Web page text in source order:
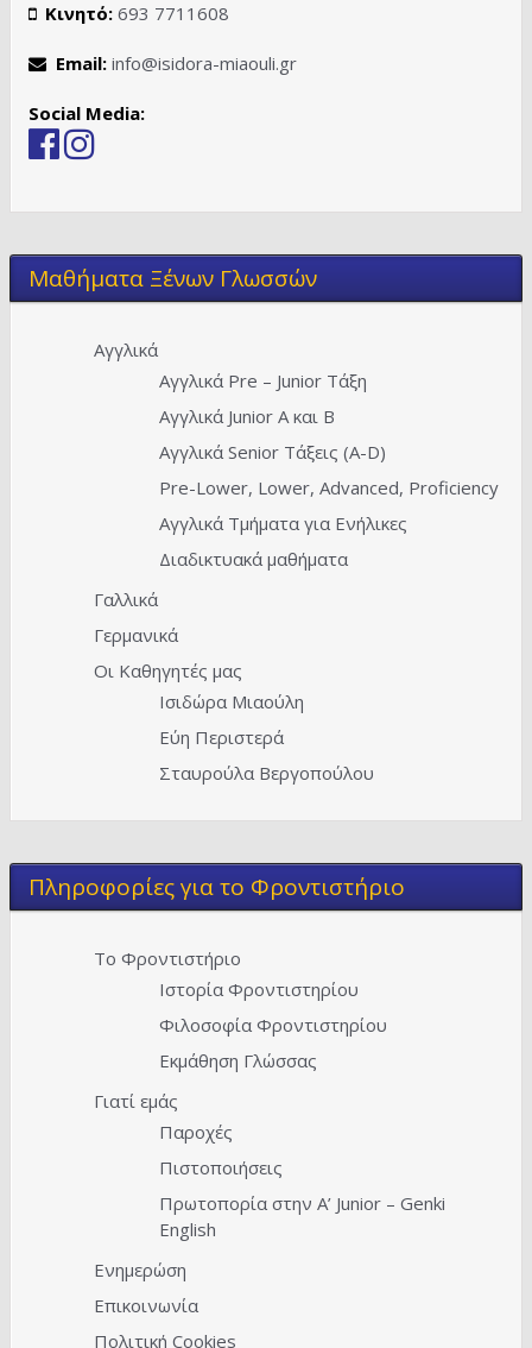
Κινητό: 693 7711608
Email: info@isidora-miaouli.gr
Social Media:
Μαθήματα Ξένων Γλωσσών
Αγγλικά
Αγγλικά Pre – Junior Τάξη
Αγγλικά Junior A και Β
Αγγλικά Senior Τάξεις (Α-D)
Pre-Lower, Lower, Advanced, Proficiency
Αγγλικά Τμήματα για Ενήλικες
Διαδικτυακά μαθήματα
Γαλλικά
Γερμανικά
Οι Καθηγητές μας
Ισιδώρα Μιαούλη
Εύη Περιστερά
Σταυρούλα Βεργοπούλου
Πληροφορίες για το Φροντιστήριο
Το Φροντιστήριο
Ιστορία Φροντιστηρίου
Φιλοσοφία Φροντιστηρίου
Εκμάθηση Γλώσσας
Γιατί εμάς
Παροχές
Πιστοποιήσεις
Πρωτοπορία στην A’ Junior – Genki
English
Ενημερώση
Επικοινωνία
Πολιτική Cookies